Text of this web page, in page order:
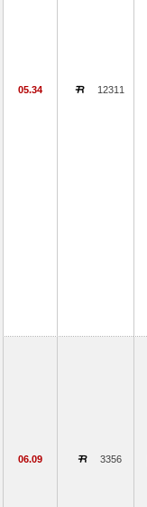
05.34 12311
06.09 3356